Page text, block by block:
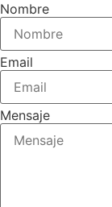
Nombre
Email
Mensaje